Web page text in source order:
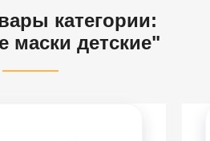
категории:
маски детские"